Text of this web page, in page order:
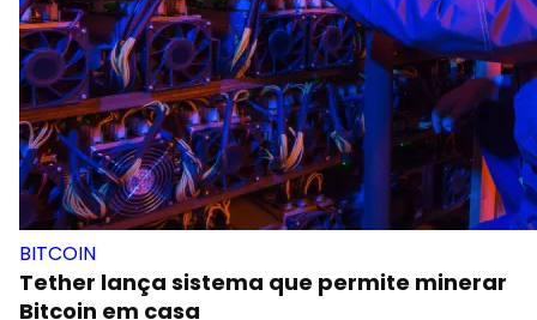
BITCOIN
Tether lança sistema que permite minerar
Bitcoin em casa